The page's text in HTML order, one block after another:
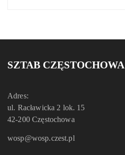
SZTAB CZĘSTOCHOWA
Adres:
ul. Racławicka 2 lok. 15
42-200 Częstochowa
wosp@wosp.czest.pl